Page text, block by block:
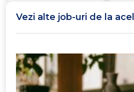
Vezi alte job-uri de la